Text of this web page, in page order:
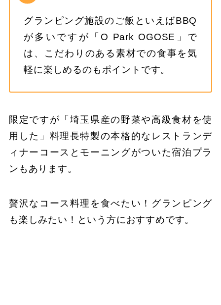
グランピング施設のご飯といえばBBQ
が多いですが「O Park OGOSE」で
は、こだわりのある素材での食事を気
軽に楽しめるのもポイントです。
限定ですが「埼玉県産の野菜や高級食材を使
用した」料理長特製の本格的なレストランデ
ィナーコースとモーニングがついた宿泊プラ
ンもあります。
贅沢なコース料理を食べたい！グランピング
も楽しみたい！という方におすすめです。